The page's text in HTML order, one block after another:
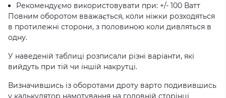
Рекомендуємо використовувати при: +/- 100 Ватт
Повним оборотом вважається, коли ніжки розходяться
в протилежні сторони, з половиною коли дивляться в
одну.
У наведеній таблиці розписали різні варіанти, які
вийдуть при тій чи іншій накрутці.
Визначившись із оборотами дроту варто подивившись
у калькулятор намотування на головній сторінці